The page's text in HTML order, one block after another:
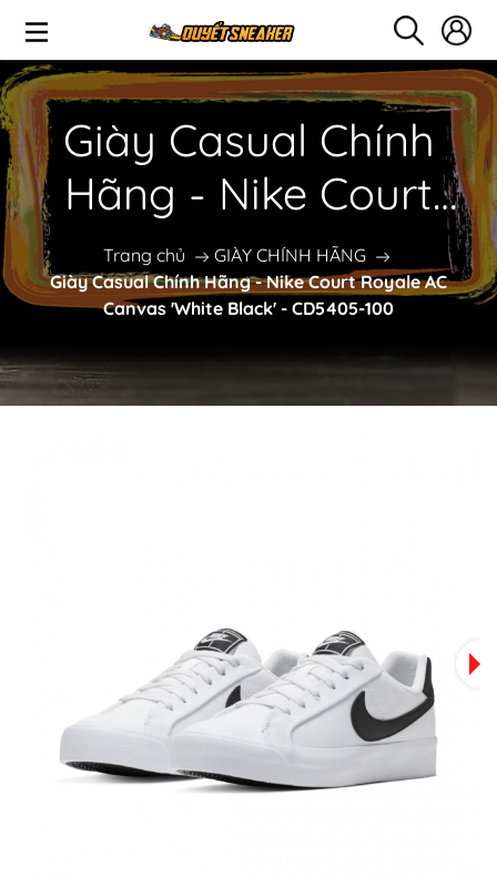
Giày Casual Chính
Hãng - Nike Court
Royale AC Canvas
'White Black' -
CD5405-100
Trang chủ
GIÀY CHÍNH HÃNG
Giày Casual Chính Hãng - Nike Court Royale AC
Canvas 'White Black' - CD5405-100